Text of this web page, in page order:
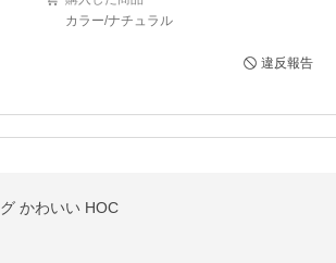
カラー/ナチュラル
違反報告
かわいい HOC